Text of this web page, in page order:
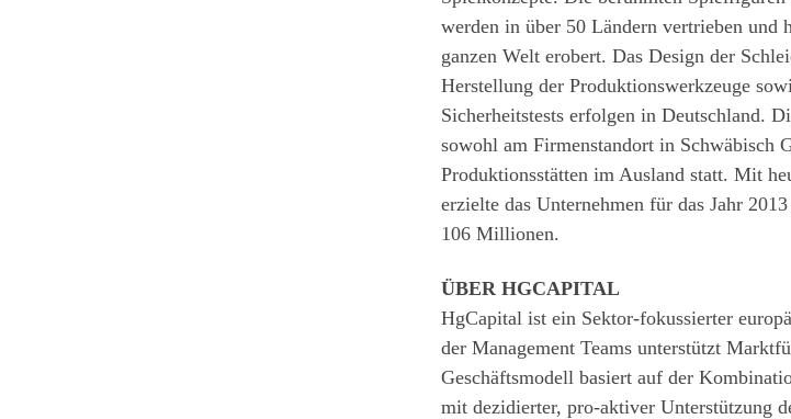
werden in über 50 Ländern vertrieben und
ganzen Welt erobert. Das Design der
Herstellung der Produktionswerkzeuge
Sicherheitstests erfolgen in Deutschland.
sowohl am Firmenstandort in Schwäbisch
Produktionsstätten im Ausland statt. Mit
erzielte das Unternehmen für das Jahr
106 Millionen.
ÜBER HGCAPITAL
HgCapital ist ein Sektor-fokussierter
der Management Teams unterstützt
Geschäftsmodell basiert auf der
mit dezidierter, pro-aktiver Unterstützung